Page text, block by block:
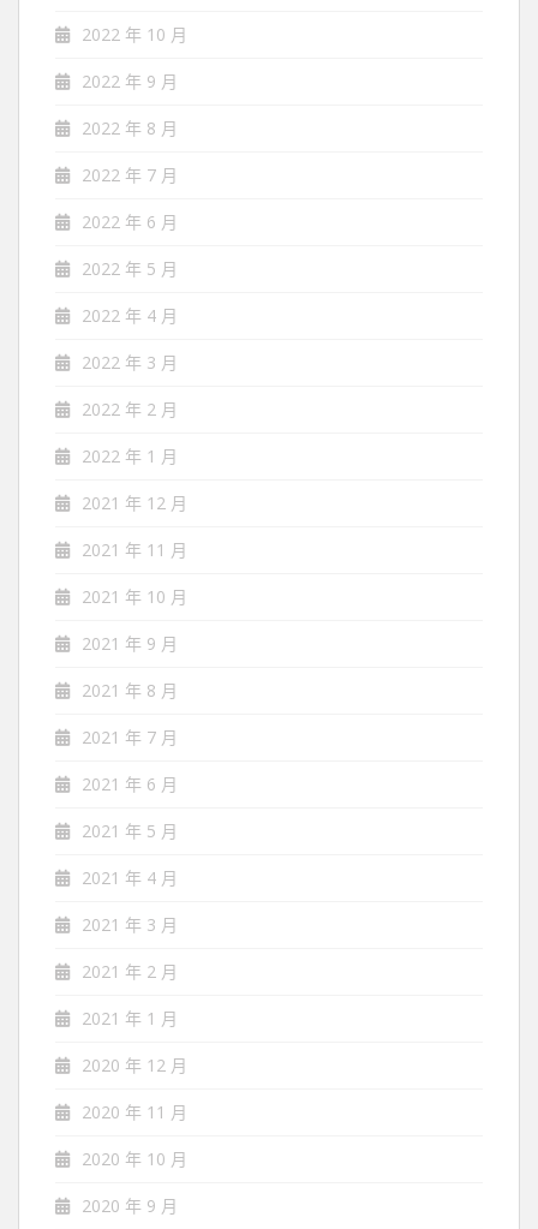
2022 年 10 月
2022 年 9 月
2022 年 8 月
2022 年 7 月
2022 年 6 月
2022 年 5 月
2022 年 4 月
2022 年 3 月
2022 年 2 月
2022 年 1 月
2021 年 12 月
2021 年 11 月
2021 年 10 月
2021 年 9 月
2021 年 8 月
2021 年 7 月
2021 年 6 月
2021 年 5 月
2021 年 4 月
2021 年 3 月
2021 年 2 月
2021 年 1 月
2020 年 12 月
2020 年 11 月
2020 年 10 月
2020 年 9 月